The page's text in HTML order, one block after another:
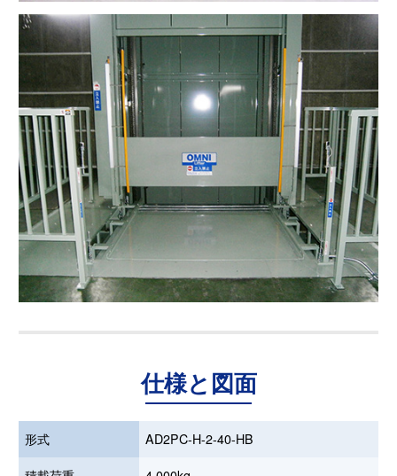
仕様と図面
形式 AD2PC-H-2-40-HB